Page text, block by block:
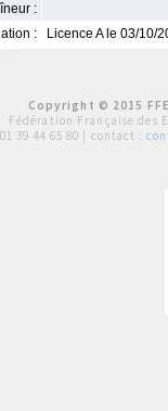
:
:
Licence A le 03/10/
Copyright © 2015
Fédération Française des
01 39 44 65 80 | contact :